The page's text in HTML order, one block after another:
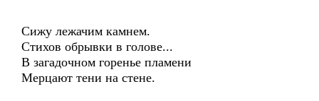
Сижу лежачим камнем.
Стихов обрывки в голове...
В загадочном горенье пламени
Мерцают тени на стене.